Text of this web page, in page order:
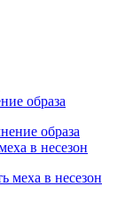
образа
в несезон